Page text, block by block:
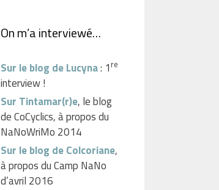
On m’a interviewé…
Sur le blog de Lucyna: 1 re
interview !
Sur Tintamar(r)e, le blog
de CoCyclics, à propos du
NaNoWriMo 2014
Sur le blog de Colcoriane,
à propos du Camp NaNo
d’avril 2016